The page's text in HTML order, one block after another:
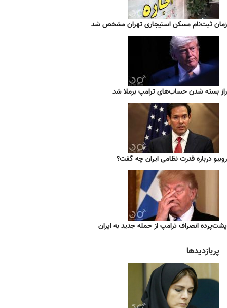
زمان ثبت‌نام مسکن استیجاری تهران مشخص شد
راز بسته شدن حساب‌های ترامپ برملا شد
روبیو درباره قدرت نظامی ایران چه گفت؟
پشت‌پرده انصراف ترامپ از حمله جدید به ایران
پربازدیدها